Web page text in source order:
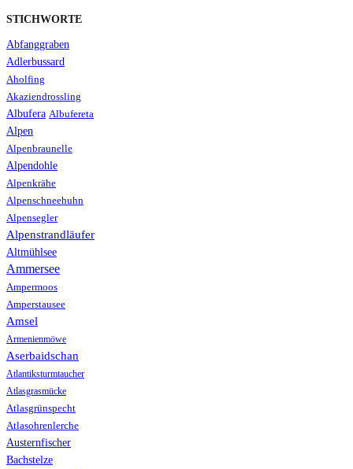
STICHWORTE
Abfanggraben
Adlerbussard
Aholfing
Akaziendrossling
Albufera Albufereta
Alpen
Alpenbraunelle
Alpendohle
Alpenkrähe
Alpenschneehuhn
Alpensegler
Alpenstrandläufer
Altmühlsee
Ammersee
Ampermoos
Amperstausee
Amsel
Armenienmöwe
Aserbaidschan
Atlantiksturmtaucher
Atlasgrasmücke
Atlasgrünspecht
Atlasohrenlerche
Austernfischer
Bachstelze